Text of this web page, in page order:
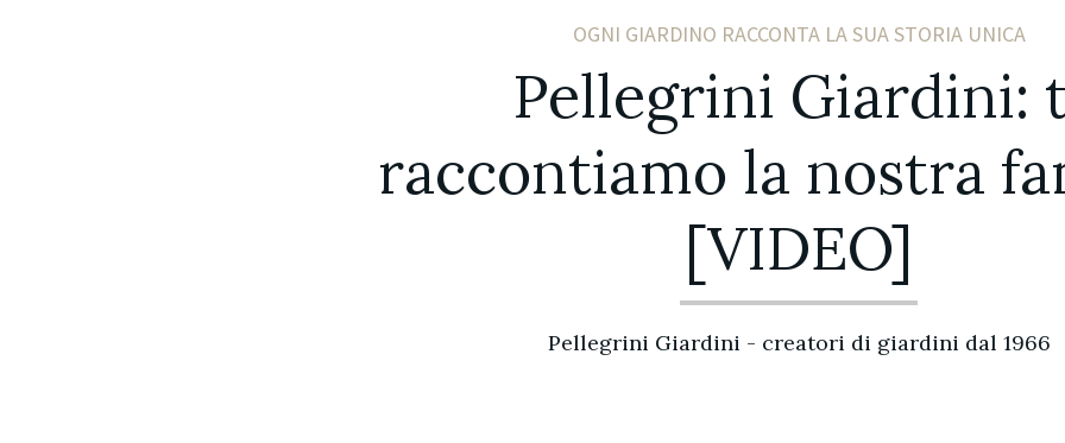
OGNI GIARDINO RACCONTA LA SUA STORIA UNICA
Pellegrini Giardini:
raccontiamo la nostra
[VIDEO]
Pellegrini Giardini - creatori di giardini dal 1966